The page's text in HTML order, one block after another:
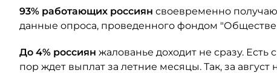
93% работающих россиян своевременно
данные опроса, проведенного фондом
До 4% россиян жалованье доходит не сразу. Есть
пор ждет выплат за летние месяцы. Так, за